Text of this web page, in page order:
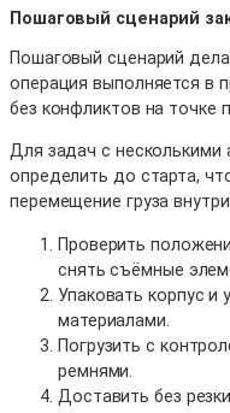
Пошаговый сценарий
Пошаговый сценарий
операция выполняется в
без конфликтов на точке
Для задач с несколькими
определить до старта,
перемещение груза внутри
Проверить
снять съёмные
Упаковать корпус
материалами.
Погрузить с
ремнями.
Доставить без